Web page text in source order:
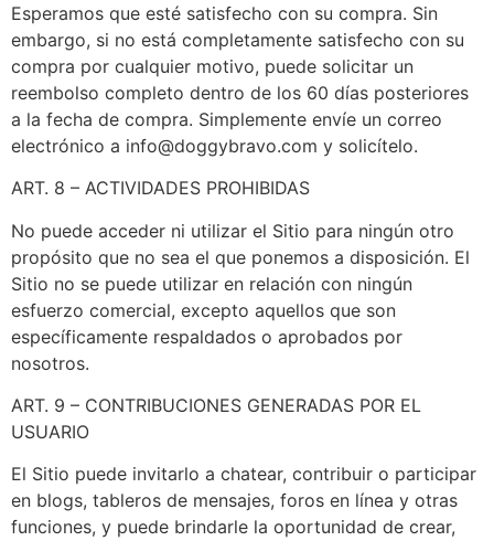
Esperamos que esté satisfecho con su compra. Sin
embargo, si no está completamente satisfecho con su
compra por cualquier motivo, puede solicitar un
reembolso completo dentro de los 60 días posteriores
a la fecha de compra. Simplemente envíe un correo
electrónico a info@doggybravo.com y solicítelo.
ART. 8 – ACTIVIDADES PROHIBIDAS
No puede acceder ni utilizar el Sitio para ningún otro
propósito que no sea el que ponemos a disposición. El
Sitio no se puede utilizar en relación con ningún
esfuerzo comercial, excepto aquellos que son
específicamente respaldados o aprobados por
nosotros.
ART. 9 – CONTRIBUCIONES GENERADAS POR EL
USUARIO
El Sitio puede invitarlo a chatear, contribuir o participar
en blogs, tableros de mensajes, foros en línea y otras
funciones, y puede brindarle la oportunidad de crear,